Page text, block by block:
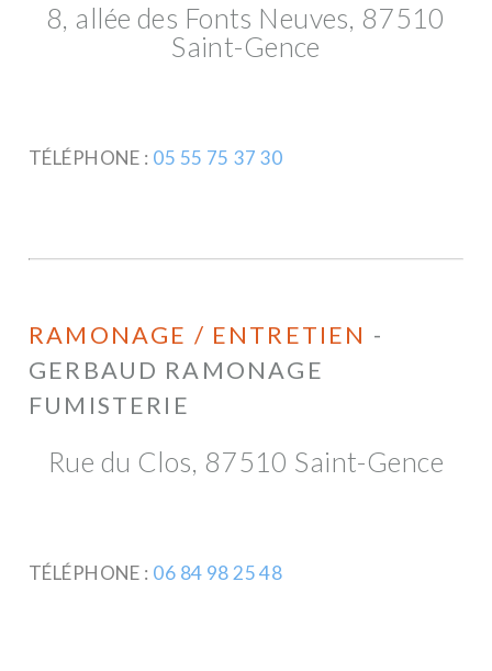
8, allée des Fonts Neuves, 87510
Saint-Gence
TÉLÉPHONE : 05 55 75 37 30
RAMONAGE / ENTRETIEN -
GERBAUD RAMONAGE
FUMISTERIE
Rue du Clos, 87510 Saint-Gence
TÉLÉPHONE : 06 84 98 25 48